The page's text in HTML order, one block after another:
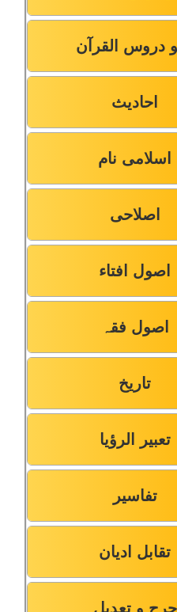
دروس القرآن
احادیث
اسلامی نام
اصلاحی
اصول افتاء
اصول فقہ
تاریخ
تعبیر الرؤیا
تفاسیر
تقابل ادیان
جرح و تعدیل